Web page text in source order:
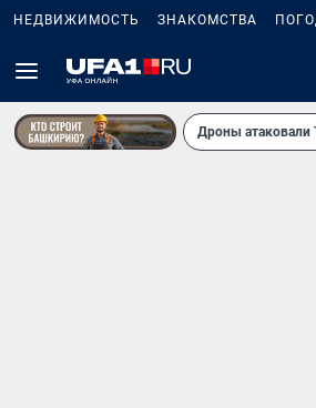
НЕДВИЖИМОСТЬ ЗНАКОМСТВА
Дроны атаковали